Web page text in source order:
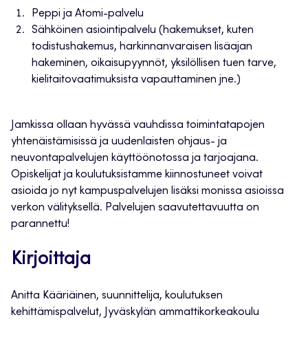
Peppi ja Atomi-palvelu
Sähköinen asiointipalvelu (hakemukset, kuten
todistushakemus, harkinnanvaraisen lisäajan
hakeminen, oikaisupyynnöt, yksilöllisen tuen tarve,
kielitaitovaatimuksista vapauttaminen jne.)
Jamkissa ollaan hyvässä vauhdissa toimintatapojen
yhtenäistämisissä ja uudenlaisten ohjaus- ja
neuvontapalvelujen käyttöönotossa ja tarjoajana.
Opiskelijat ja koulutuksistamme kiinnostuneet voivat
asioida jo nyt kampuspalvelujen lisäksi monissa asioissa
verkon välityksellä. Palvelujen saavutettavuutta on
parannettu!
Kirjoittaja
Anitta Kääriäinen, suunnittelija, koulutuksen
kehittämispalvelut, Jyväskylän ammattikorkeakoulu